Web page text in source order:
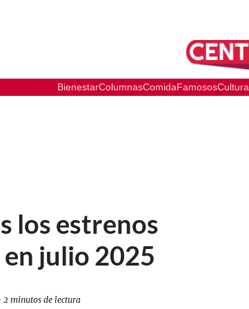
BienestarColumnasComidaFamososCultura
los estrenos
julio 2025
2 minutos de lectura